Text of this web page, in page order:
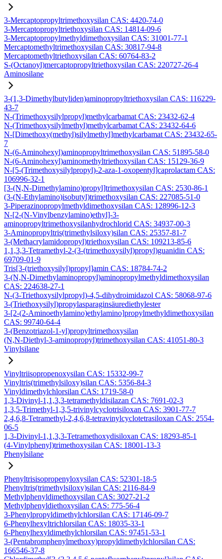
3-Mercaptopropyltrimethoxysilan CAS: 4420-74-0
3-Mercaptopropyltriethoxysilan CAS: 14814-09-6
3-Mercaptopropylmethyldimethoxysilan CAS: 31001-77-1
Mercaptomethyltrimethoxysilan CAS: 30817-94-8
Mercaptomethyltriethoxysilan CAS: 60764-83-2
S-(Octanoyl)mercaptopropyltriethoxysilan CAS: 220727-26-4
Aminosilane
3-(1,3-Dimethylbutyliden)aminopropyltriethoxysilan CAS: 116229-
43-7
N-(Trimethoxysilylpropyl)methylcarbamat CAS: 23432-62-4
N-(Trimethoxysilylmethyl)methylcarbamat CAS: 23432-64-6
N-[Dimethoxy(methyl)silylmethyl]methylcarbamat CAS: 23432-65-
7
N-(6-Aminohexyl)aminopropyltrimethoxysilan CAS: 51895-58-0
N-(6-Aminohexyl)aminomethyltriethoxysilan CAS: 15129-36-9
N-[5-(Trimethoxysilylpropyl)-2-aza-1-oxopentyl]caprolactam CAS:
106996-32-1
[3-(N,N-Dimethylamino)propyl]trimethoxysilan CAS: 2530-86-1
(3-(N-Ethylamino)isobutyl)trimethoxysilan CAS: 227085-51-0
3-Piperazinopropylmethyldimethoxysilan CAS: 128996-12-3
N-[2-(N-Vinylbenzylamino)ethyl]-3-
aminopropyltrimethoxysilanhydrochlorid CAS: 34937-00-3
3-Aminopropyltris(trimethylsiloxy)silan CAS: 25357-81-7
3-(Methacrylamidopropyl)triethoxysilan CAS: 109213-85-6
1,1,3,3-Tetramethyl-2-(3-(trimethoxysilyl)propyl)guanidin CAS:
69709-01-9
Tris[3-(triethoxysilyl)propyl]amin CAS: 18784-74-2
3-(N,N-Dimethylaminopropyl)aminopropylmethyldimethoxysilan
CAS: 224638-27-1
N-(3-Triethoxysilylpropyl)-4,5-dihydroimidazol CAS: 58068-97-6
3-(Triethoxysilyl)propylasparaginsäurediethylester
3-[2-(2-Aminoethylamino)ethylamino]propylmethyldimethoxysilan
CAS: 99740-64-4
3-(Benzotriazol-1-yl)propyltrimethoxysilan
(N,N-Diethyl-3-aminopropyl)trimethoxysilan CAS: 41051-80-3
Vinylsilane
Vinyltriisopropenoxysilan CAS: 15332-99-7
Vinyltris(trimethylsiloxy)silan CAS: 5356-84-3
Vinyldimethylchlorsilan CAS: 1719-58-0
1,3-Divinyl-1,1,3,3-tetramethyldisilazan CAS: 7691-02-3
1,3,5-Trimethyl-1,3,5-trivinylcyclotrisiloxan CAS: 3901-77-7
2,4,6,8-Tetramethyl-2,4,6,8-tetravinylcyclotetrasiloxan CAS: 2554-
06-5
1,3-Divinyl-1,1,3,3-Tetramethoxydisiloxan CAS: 18293-85-1
(4-Vinylphenyl)trimethoxysilan CAS: 18001-13-3
Phenylsilane
Phenyltrisisopropenyloxysilan CAS: 52301-18-5
Phenyltris(trimethylsiloxy)silan CAS: 2116-84-9
Methylphenyldimethoxysilan CAS: 3027-21-2
Methylphenyldiethoxysilan CAS: 775-56-4
3-Phenylpropyldimethylchlorsilan CAS: 17146-09-7
6-Phenylhexyltrichlorsilan CAS: 18035-33-1
6-Phenylhexyldimethylchlorsilan CAS: 97451-53-1
3-(Pentabromphenylmethoxy)propyldimethylchlorsilan CAS:
166546-37-8